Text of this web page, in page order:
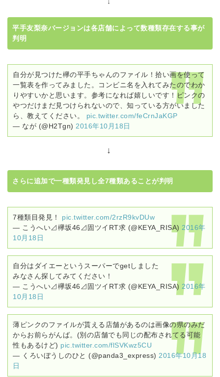
平手友梨奈バージョンは各店舗によって数種類存在する事が
判明
自分が見つけた欅の平手ちゃんのファイル！拾い画を使って
一覧表を作ってみました。コンビニ名を入れてみたのでわか
りやすいかと思います。参考になれば嬉しいです！ピンクの
やつだけまだ見つけられないので、知っている方がいました
ら、教えてください。 pic.twitter.com/feCrnJaKGP
— なが (@H2Tgn) 2016年10月18日
↓
さらに追加で一種類発見し全7種類あることが判明
7種類目発見！ pic.twitter.com/2rzR9kvDUw
— こうへい⊿欅坂46⊿固ツイRT求 (@KEYA_RISA) 2016年
10月18日
自分はダイエーというスーパーでgetしました
みなさん探してみてください！
— こうへい⊿欅坂46⊿固ツイRT求 (@KEYA_RISA) 2016年
10月18日
薄ピンクのファイルが貰える店舗があるのは画像の県のみだ
からお前らがんば。(別の店舗でも同じの配布されてる可能
性もあるけど) pic.twitter.com/flSVKwz5CU
— くろいぼうしのひと (@panda3_express) 2016年10月18
日